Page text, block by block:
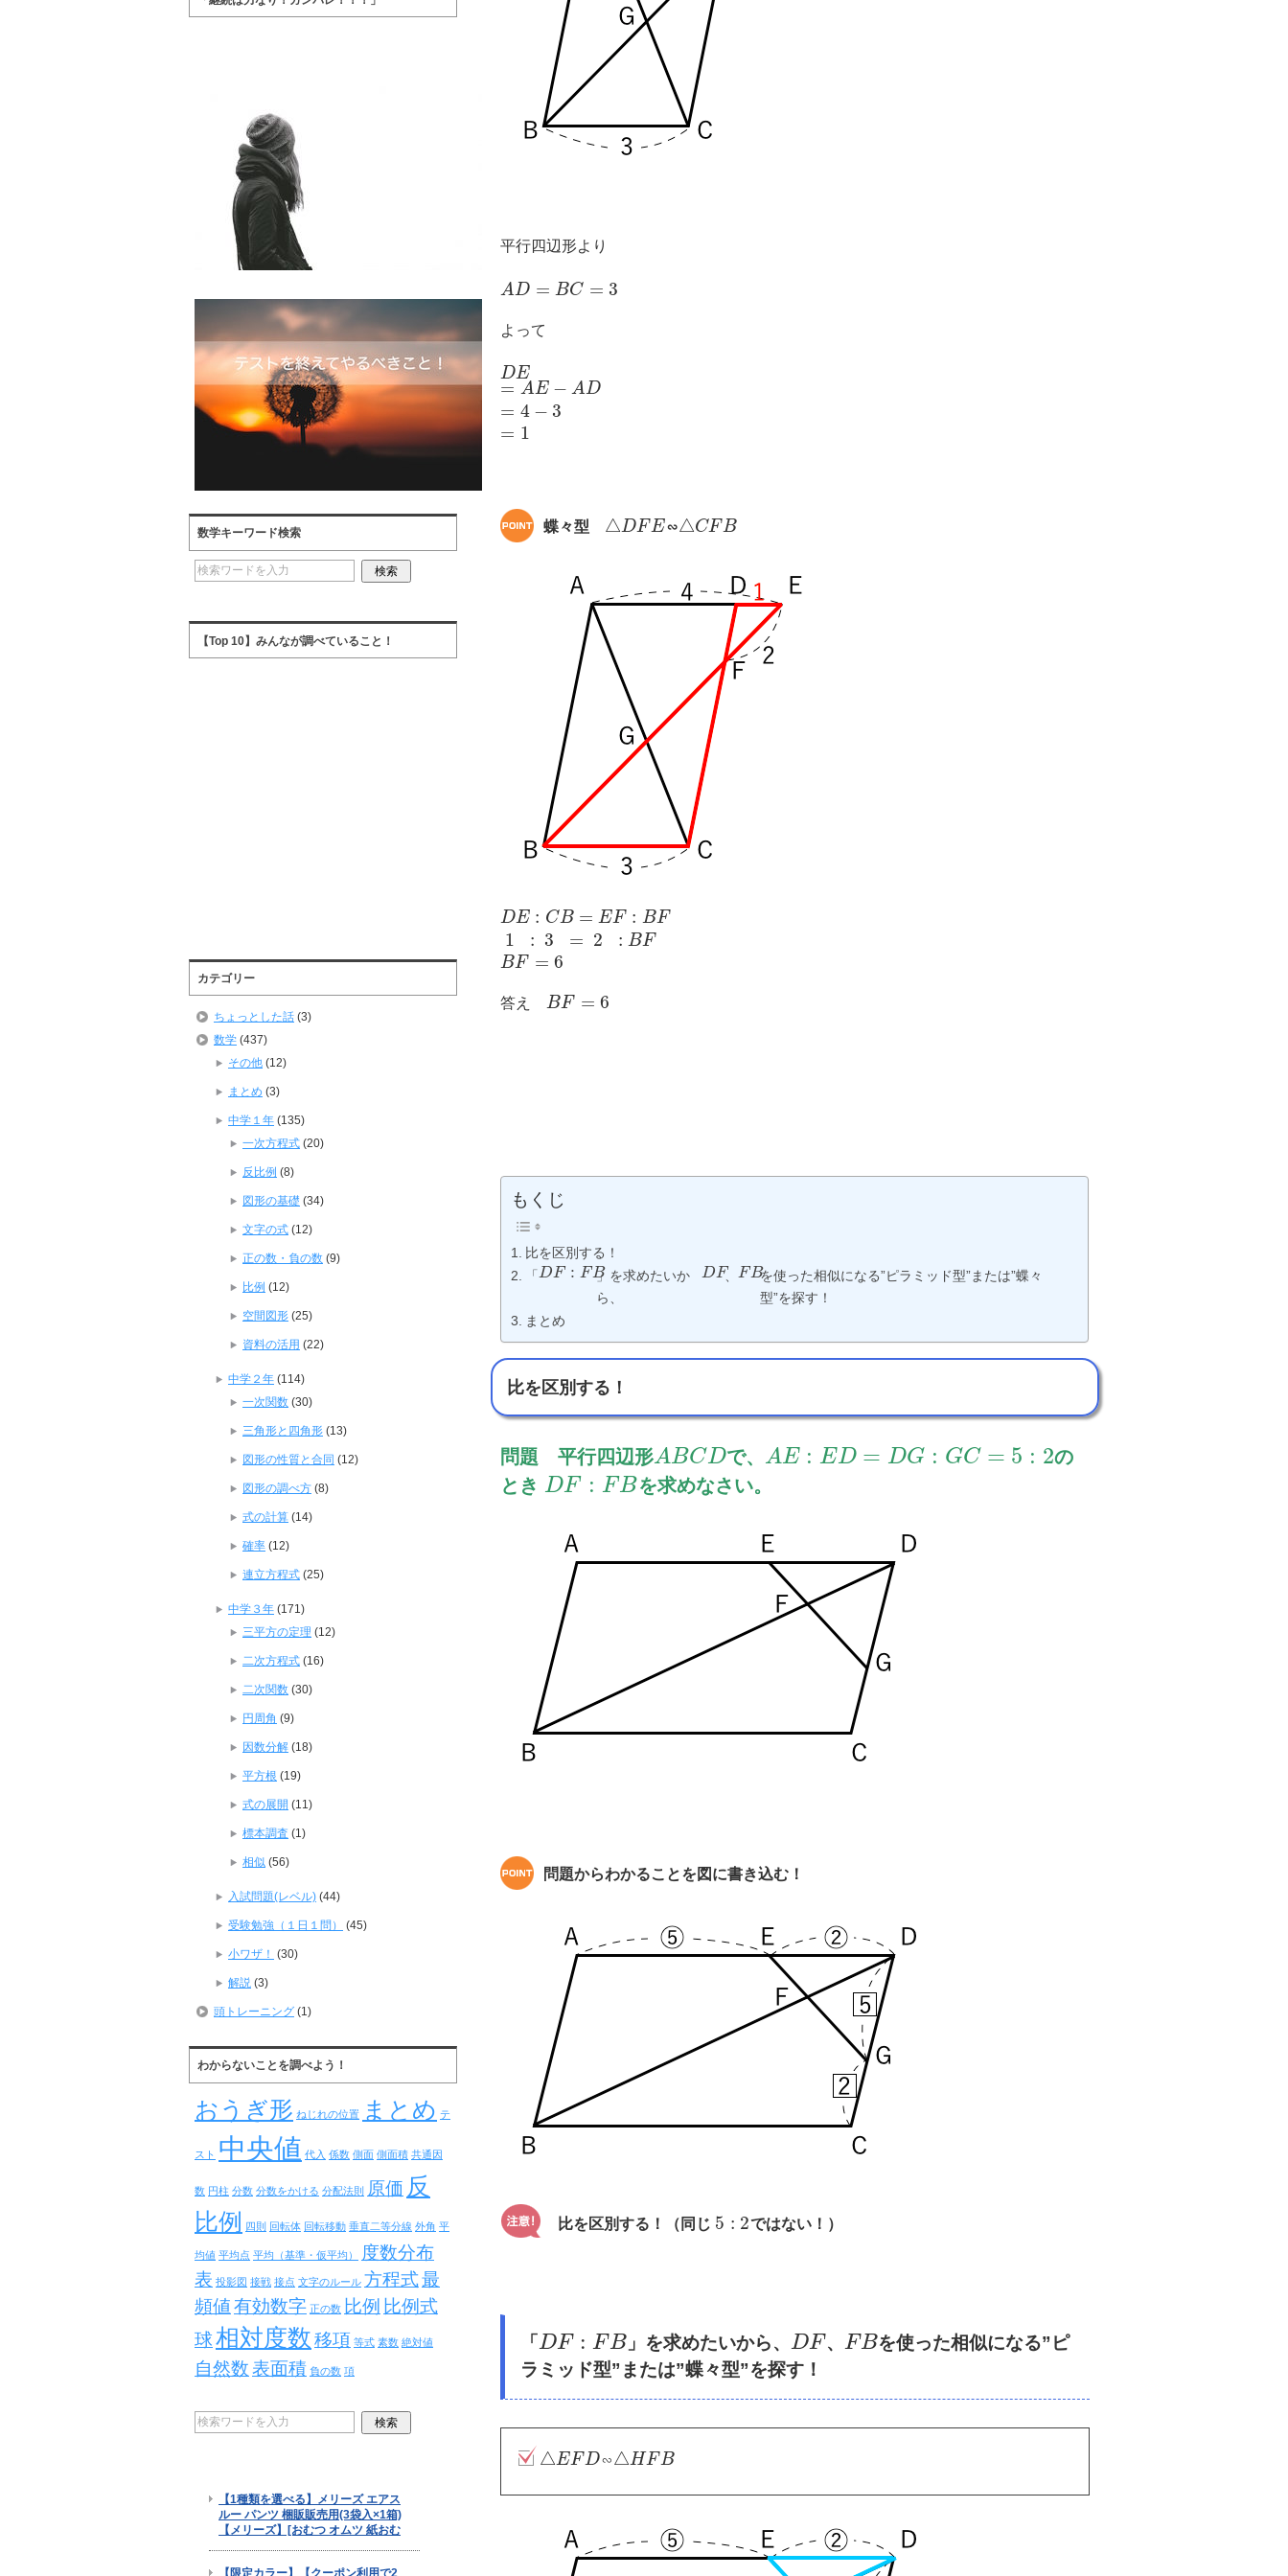
平行四辺形より
AD = BC = 3
よって
DE
= AE − AD
= 4 − 3
= 1
蝶々型 △DFE∽△CFB
DE : CB = EF : BF
1 : 3 = 2 : BF
BF = 6
答え BF = 6
もくじ
比を区別する！
「DF : FB」を求めたいか
ら、
DF、FBを使った相似になる”ピラミッド型”または”蝶々
型”を探す！
まとめ
比を区別する！
問題 平行四辺形ABCDで、 AE : ED = DG : GC = 5 : 2の
とき DF : F Bを求めなさい。
問題からわかることを図に書き込む！
比を区別する！（同じ 5 : 2ではない！）
「 DF : FB 」を求めたいから、DF、 FBを使った相似になる”ピ
ラミッド型”または”蝶々型”を探す！
△EF D∽△H F B
数学キーワード検索
【Top 10】みんなが調べていること！
カテゴリー
ちょっとした話 (3)
数学 (437)
その他 (12)
まとめ (3)
中学１年 (135)
一次方程式 (20)
反比例 (8)
図形の基礎 (34)
文字の式 (12)
正の数・負の数 (9)
比例 (12)
空間図形 (25)
資料の活用 (22)
中学２年 (114)
一次関数 (30)
三角形と四角形 (13)
図形の性質と合同 (12)
図形の調べ方 (8)
式の計算 (14)
確率 (12)
連立方程式 (25)
中学３年 (171)
三平方の定理 (12)
二次方程式 (16)
二次関数 (30)
円周角 (9)
因数分解 (18)
平方根 (19)
式の展開 (11)
標本調査 (1)
相似 (56)
入試問題(レベル) (44)
受験勉強（１日１問） (45)
小ワザ！ (30)
解説 (3)
頭トレーニング (1)
わからないことを調べよう！
おうぎ形 ねじれの位置 まとめ テ
スト 中央値 代入 係数 側面 側面積 共通因
数 円柱 分数 分数をかける 分配法則 原価 反
比例
四則 回転体 回転移動 垂直二等分線 外角 平
均値 平均点 平均（基準・仮平均）
度数分布
表 投影図 接戦 接点 文字のルール 方程式最
頻値有効数字 正の数 比例 比例式
球相対度数移項 等式 素数 絶対値
自然数表面積 負の数 項